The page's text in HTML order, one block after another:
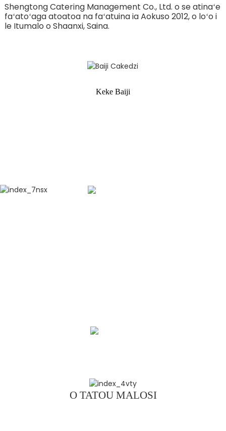
Shengtong Catering Management Co., Ltd. o se atinaʻe
faʻatoʻaga atoatoa na faʻatuina ia Aokuso 2012, o loʻo i
le Itumalo o Shaanxi, Saina.
Keke Baiji
mai ai
O TATOU MALOSI